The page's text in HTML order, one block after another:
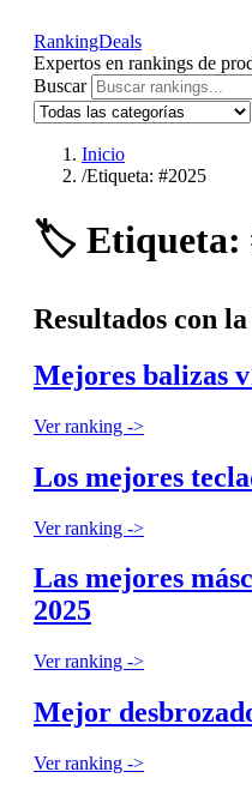
RankingDeals
Expertos en rankings de
Buscar
Inicio
/Etiqueta: #2025
🏷️ Etiqueta:
Resultados con
Mejores balizas
Ver ranking ->
Los mejores
Ver ranking ->
Las mejores
2025
Ver ranking ->
Mejor
Ver ranking ->